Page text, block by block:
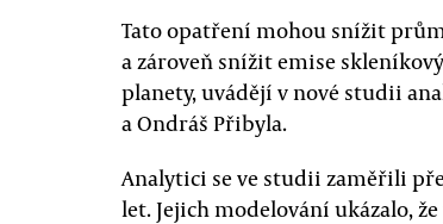
Tato opatření mohou snížit
a zároveň snížit emise
planety, uvádějí v nové studii
a Ondráš Přibyla.
Analytici se ve studii zaměřili
let. Jejich modelování ukázalo,